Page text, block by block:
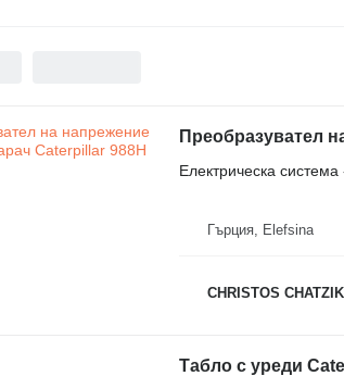
Преобразувател
Електрическа
Гърция, Elefsina
CHRISTOS
Табло с уреди